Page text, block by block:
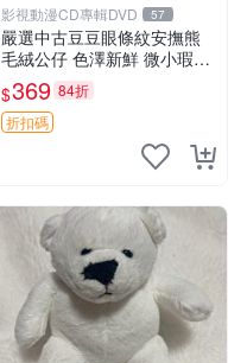
影視動漫CD專輯DVD 57
嚴選中古豆豆眼條紋安撫熊
毛絨公仔 色澤新鮮 微小瑕疵
可收藏 中古 安撫熊 條紋公仔
$369 84折
折扣碼